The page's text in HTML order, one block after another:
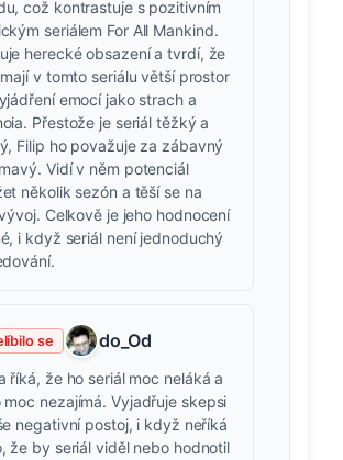
což kontrastuje s pozitivním
seriálem For All Mankind.
herecké obsazení a tvrdí, že
v tomto seriálu větší prostor
emocí jako strach a
Přestože je seriál těžký a
Filip ho považuje za zábavný
Vidí v něm potenciál
několik sezón a těší se na
Celkově je jeho hodnocení
i když seriál není jednoduchý
se do_Od
říká, že ho seriál moc neláká a
moc nezajímá. Vyjadřuje skepsi
negativní postoj, i když neříká
že by seriál viděl nebo hodnotil